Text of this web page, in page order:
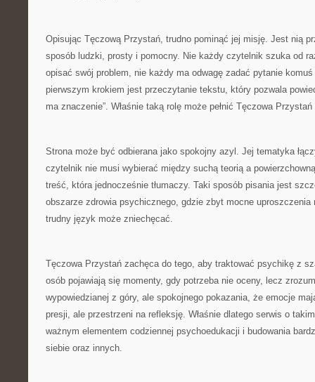
Opisując Tęczową Przystań, trudno pominąć jej misję. Jest nią
sposób ludzki, prosty i pomocny. Nie każdy czytelnik szuka od
opisać swój problem, nie każdy ma odwagę zadać pytanie
pierwszym krokiem jest przeczytanie tekstu, który pozwala
ma znaczenie”. Właśnie taką rolę może pełnić Tęczowa
Strona może być odbierana jako spokojny azyl. Jej tematyka
czytelnik nie musi wybierać między suchą teorią a
treść, która jednocześnie tłumaczy. Taki sposób pisania jest
obszarze zdrowia psychicznego, gdzie zbyt mocne
trudny język może zniechęcać.
Tęczowa Przystań zachęca do tego, aby traktować psychikę z
osób pojawiają się momenty, gdy potrzeba nie oceny, lecz
wypowiedzianej z góry, ale spokojnego pokazania, że emocje
presji, ale przestrzeni na refleksję. Właśnie dlatego serwis o
ważnym elementem codziennej psychoedukacji i budowania
siebie oraz innych.